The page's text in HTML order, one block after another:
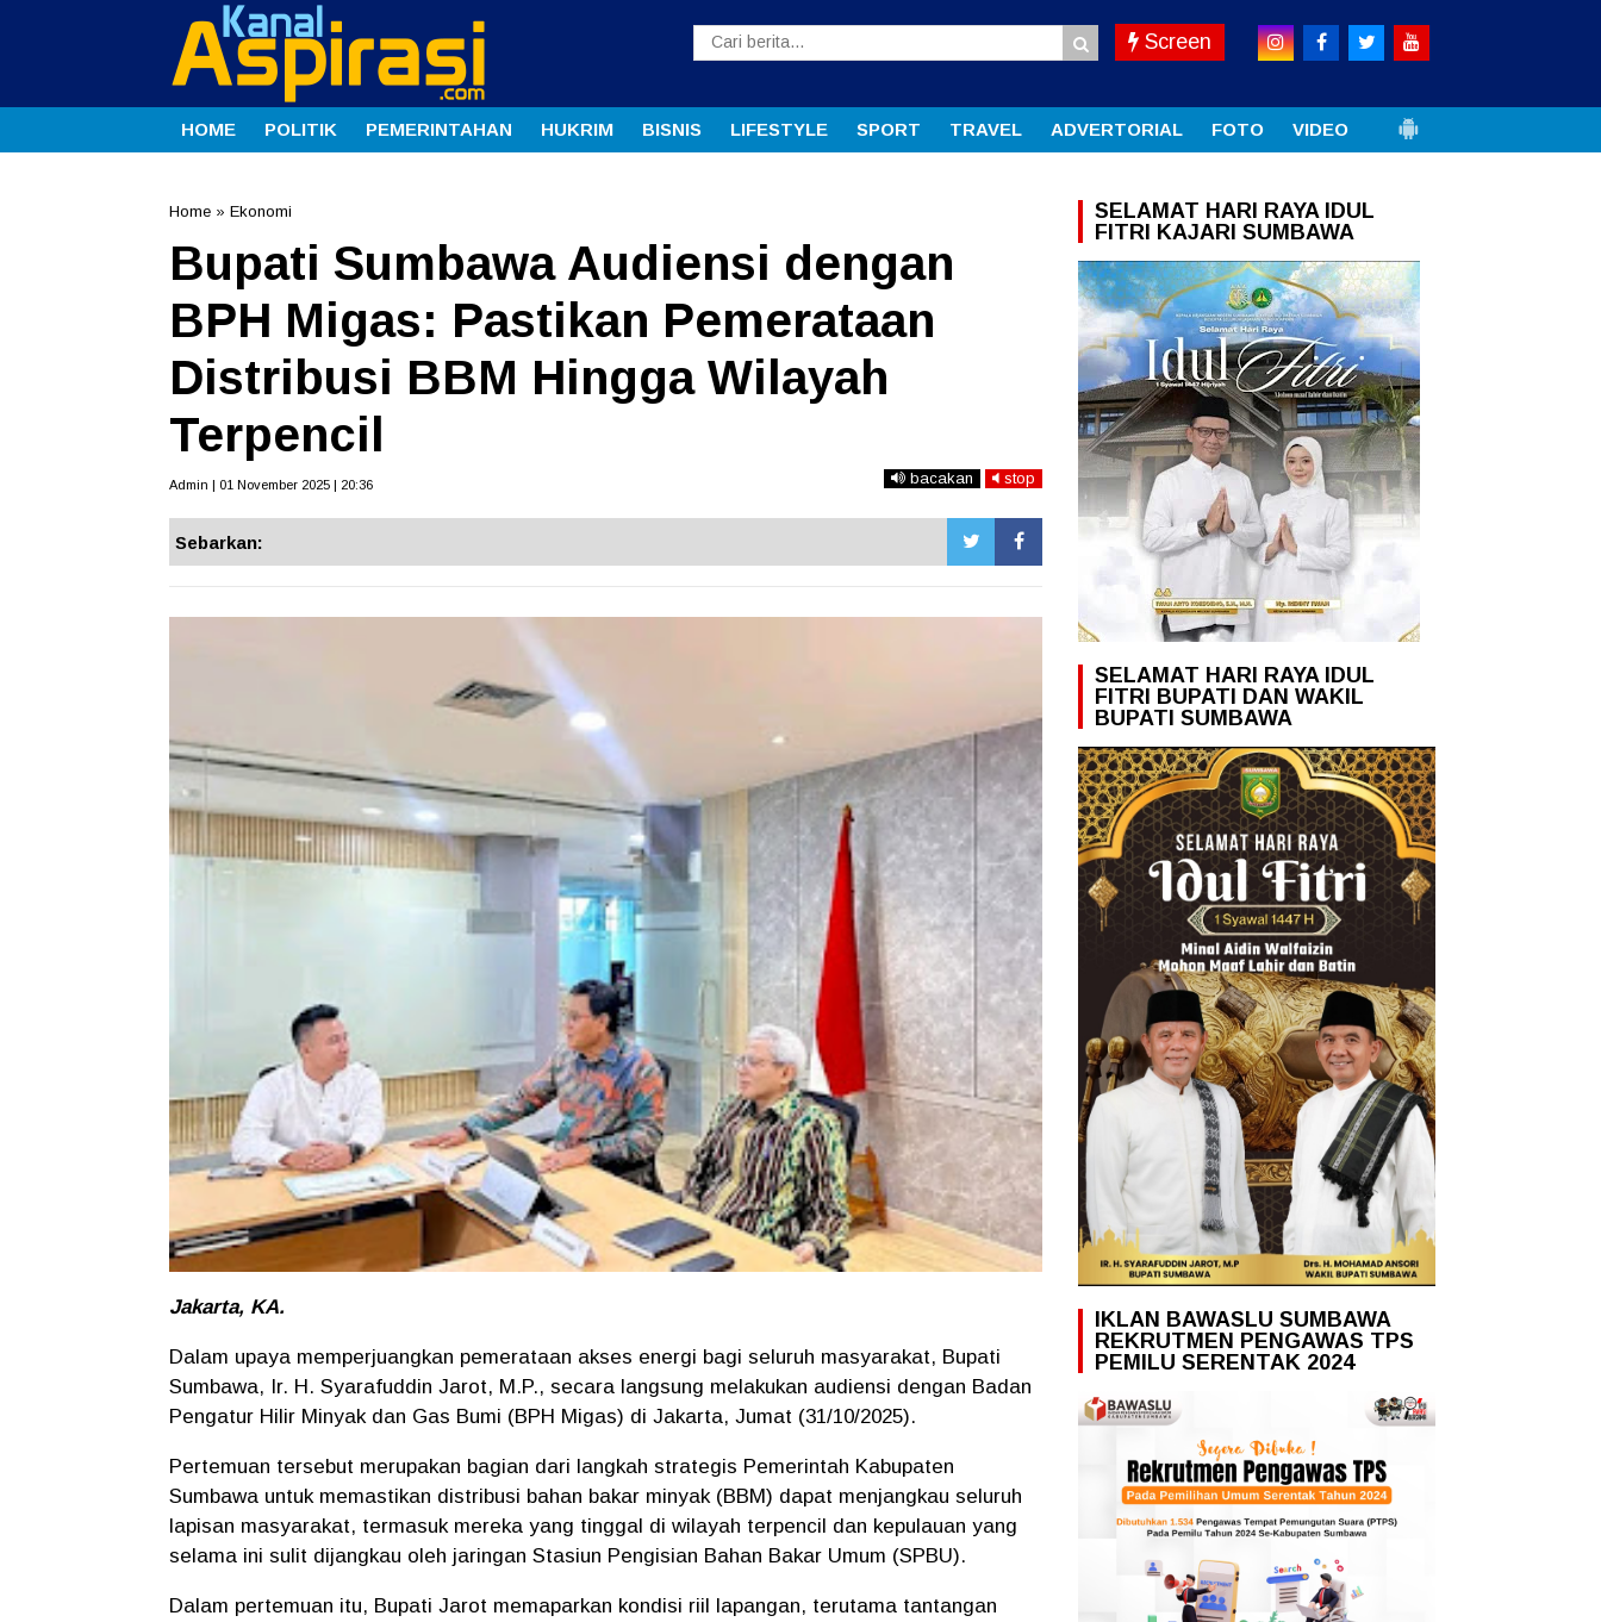
Screen
HOME POLITIK PEMERINTAHAN HUKRIM BISNIS LIFESTYLE SPORT TRAVEL ADVERTORIAL FOTO VIDEO
Home » Ekonomi
Bupati Sumbawa Audiensi dengan
BPH Migas: Pastikan Pemerataan
Distribusi BBM Hingga Wilayah
Terpencil
Admin | 01 November 2025 | 20:36 bacakan stop
Sebarkan:
Jakarta, KA.
Dalam upaya memperjuangkan pemerataan akses energi bagi seluruh masyarakat, Bupati
Sumbawa, Ir. H. Syarafuddin Jarot, M.P., secara langsung melakukan audiensi dengan Badan
Pengatur Hilir Minyak dan Gas Bumi (BPH Migas) di Jakarta, Jumat (31/10/2025).
Pertemuan tersebut merupakan bagian dari langkah strategis Pemerintah Kabupaten
Sumbawa untuk memastikan distribusi bahan bakar minyak (BBM) dapat menjangkau seluruh
lapisan masyarakat, termasuk mereka yang tinggal di wilayah terpencil dan kepulauan yang
selama ini sulit dijangkau oleh jaringan Stasiun Pengisian Bahan Bakar Umum (SPBU).
Dalam pertemuan itu, Bupati Jarot memaparkan kondisi riil lapangan, terutama tantangan
SELAMAT HARI RAYA IDUL
FITRI KAJARI SUMBAWA
SELAMAT HARI RAYA IDUL
FITRI BUPATI DAN WAKIL
BUPATI SUMBAWA
IKLAN BAWASLU SUMBAWA
REKRUTMEN PENGAWAS TPS
PEMILU SERENTAK 2024